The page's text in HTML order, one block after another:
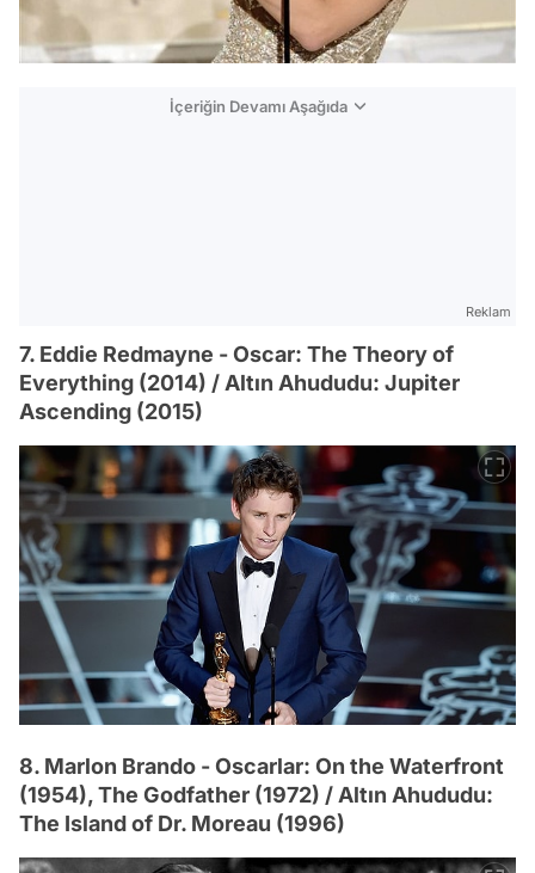
İçeriğin Devamı Aşağıda
Reklam
7. Eddie Redmayne - Oscar: The Theory of
Everything (2014) / Altın Ahududu: Jupiter
Ascending (2015)
8. Marlon Brando - Oscarlar: On the Waterfront
(1954), The Godfather (1972) / Altın Ahududu:
The Island of Dr. Moreau (1996)